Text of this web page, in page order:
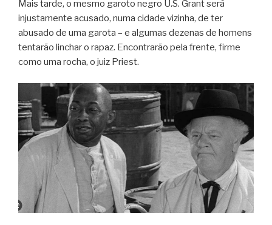
Mais tarde, o mesmo garoto negro U.S. Grant será
injustamente acusado, numa cidade vizinha, de ter
abusado de uma garota – e algumas dezenas de homens
tentarão linchar o rapaz. Encontrarão pela frente, firme
como uma rocha, o juiz Priest.